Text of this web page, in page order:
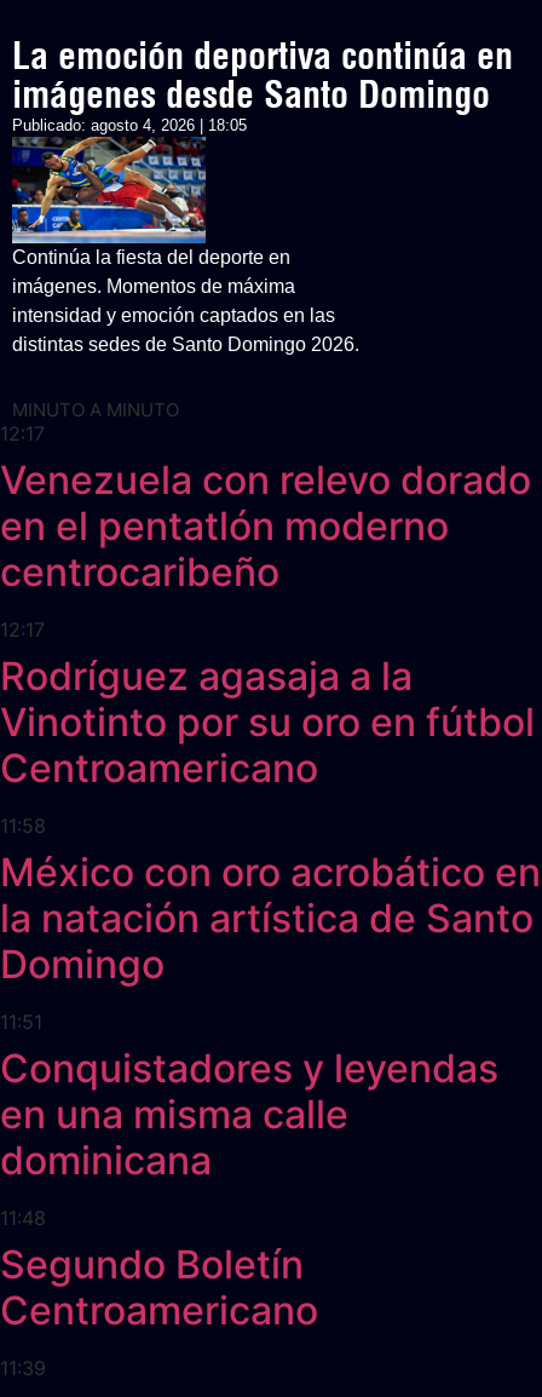
La emoción deportiva continúa en
imágenes desde Santo Domingo
Publicado: agosto 4, 2026 | 18:05
Continúa la fiesta del deporte en
imágenes. Momentos de máxima
intensidad y emoción captados en las
distintas sedes de Santo Domingo 2026.
MINUTO A MINUTO
12:17
Venezuela con relevo dorado
en el pentatlón moderno
centrocaribeño
12:17
Rodríguez agasaja a la
Vinotinto por su oro en fútbol
Centroamericano
11:58
México con oro acrobático en
la natación artística de Santo
Domingo
11:51
Conquistadores y leyendas
en una misma calle
dominicana
11:48
Segundo Boletín
Centroamericano
11:39